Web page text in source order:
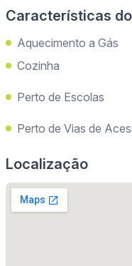
Características
Aquecimento a Gás
Cozinha
Perto de Escolas
Perto de Vias de
Localização